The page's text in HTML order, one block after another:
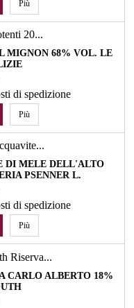
Più
MIGNON 68% VOL. LE
di spedizione
Più
DI MELE DELL'ALTO
PSENNER L.
di spedizione
Più
CARLO ALBERTO 18%